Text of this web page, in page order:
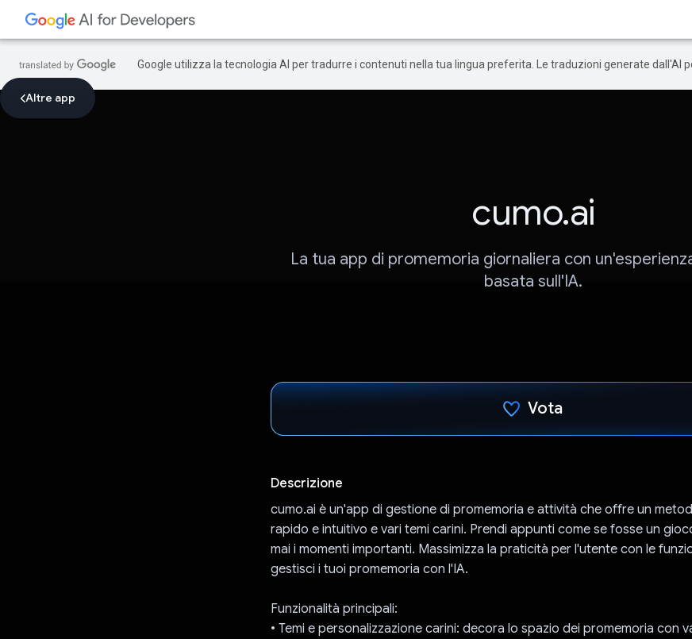
Google utilizza la tecnologia AI per tradurre i contenuti nella tua lingua preferita. Le traduzioni generate dall'AI
Altre app
cumo.ai
La tua app di promemoria giornaliera con
basata sull'IA.
Vota
Descrizione
cumo.ai è un'app di gestione di promemoria e attività che offre un
rapido e intuitivo e vari temi carini. Prendi appunti come se fosse un
mai i momenti importanti. Massimizza la praticità per l'utente con le
gestisci i tuoi promemoria con l'IA.
Funzionalità principali:
• Temi e personalizzazione carini: decora lo spazio dei promemoria con